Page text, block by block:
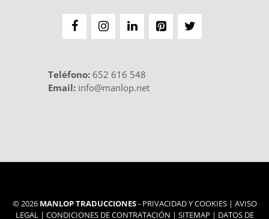
Teléfono: 652 616 548
Email: info@manlop.net
© 2026 MANLOP TRADUCCIONES- PRIVACIDAD Y COOKIES| AVISO
LEGAL| CONDICIONES DE CONTRATACIÓN | SITEMAP | DATOS DE